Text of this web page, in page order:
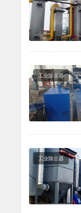
工业除尘器
工业除尘器